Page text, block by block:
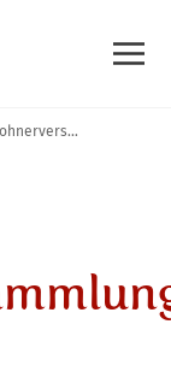
Erinnerung ::: Einwohnerversammlung am 26.02.2026